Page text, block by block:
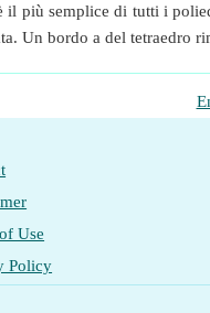
il più semplice di tutti i
Un bordo a del tetraedro
Use
Policy